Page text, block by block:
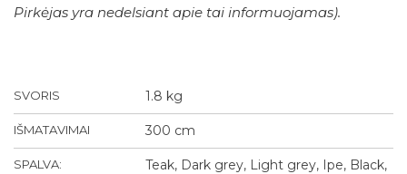
Pirkėjas yra nedelsiant apie tai informuojamas).
SVORIS 1.8 kg
IŠMATAVIMAI 300 cm
SPALVA:
Teak, Dark grey, Light grey, Ipe, Black,